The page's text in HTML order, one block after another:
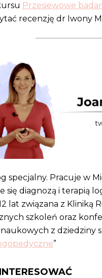
Przesiewowe
recenzję dr Iwony
specjalny. Pracuje w
się diagnozą i terapią
lat związana z Kliniką
szkoleń oraz
z
”